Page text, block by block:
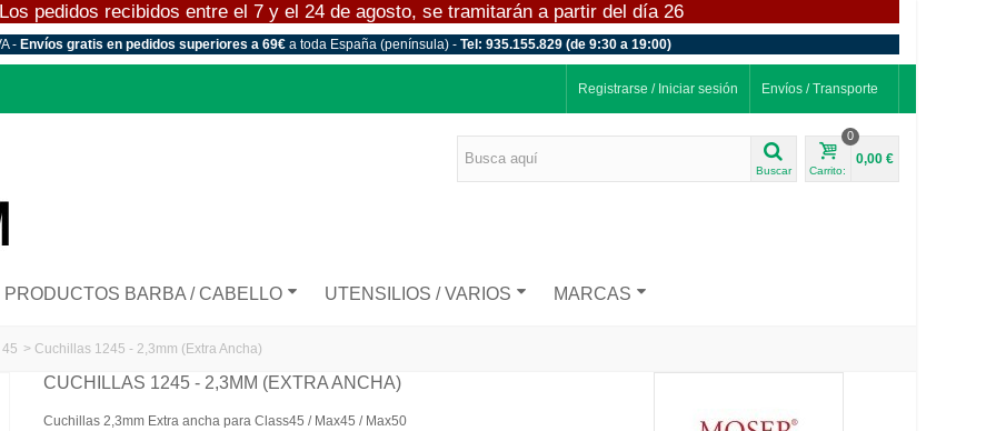
pedidos recibidos entre el 7 y el 24 de agosto, se tramitarán a partir del día 26
- Envíos gratis en pedidos superiores a 69€ a toda España (península) - Tel: 935.155.829 (de 9:30 a 19:00)
Envíos / Transporte
Registrarse / Iniciar sesión
Buscar Carrito:
0
0,00 €
PRODUCTOS BARBA / CABELLO UTENSILIOS / VARIOS MARCAS
> Cuchillas 1245 - 2,3mm (Extra Ancha)
CUCHILLAS 1245 - 2,3MM (EXTRA ANCHA)
Cuchillas 2,3mm Extra ancha para Class45 / Max45 / Max50